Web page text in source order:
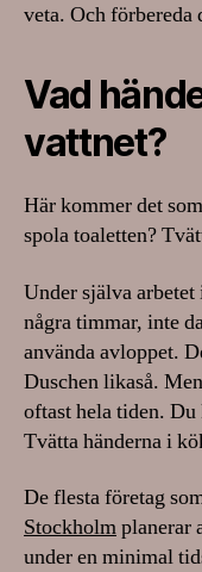
veta. Och förbereda
Vad
vattnet?
Här kommer det
spola toaletten?
Under själva
några timmar, inte
använda avloppet.
Duschen likaså.
oftast hela tiden.
Tvätta händerna i
De flesta företag
Stockholmplanerar
under en minimal